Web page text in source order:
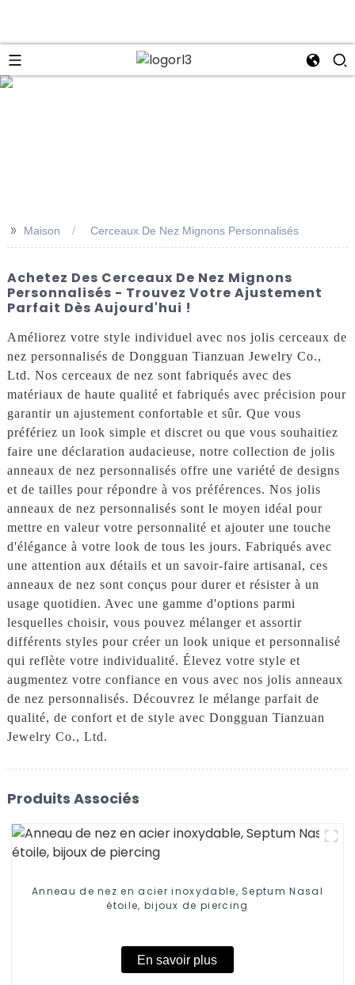
>> Maison Cerceaux De Nez Mignons Personnalisés
Achetez Des Cerceaux De Nez Mignons
Personnalisés - Trouvez Votre Ajustement
Parfait Dès Aujourd'hui !
Améliorez votre style individuel avec nos jolis cerceaux de
nez personnalisés de Dongguan Tianzuan Jewelry Co.,
Ltd. Nos cerceaux de nez sont fabriqués avec des
matériaux de haute qualité et fabriqués avec précision pour
garantir un ajustement confortable et sûr. Que vous
préfériez un look simple et discret ou que vous souhaitiez
faire une déclaration audacieuse, notre collection de jolis
anneaux de nez personnalisés offre une variété de designs
et de tailles pour répondre à vos préférences. Nos jolis
anneaux de nez personnalisés sont le moyen idéal pour
mettre en valeur votre personnalité et ajouter une touche
d'élégance à votre look de tous les jours. Fabriqués avec
une attention aux détails et un savoir-faire artisanal, ces
anneaux de nez sont conçus pour durer et résister à un
usage quotidien. Avec une gamme d'options parmi
lesquelles choisir, vous pouvez mélanger et assortir
différents styles pour créer un look unique et personnalisé
qui reflète votre individualité. Élevez votre style et
augmentez votre confiance en vous avec nos jolis anneaux
de nez personnalisés. Découvrez le mélange parfait de
qualité, de confort et de style avec Dongguan Tianzuan
Jewelry Co., Ltd.
Produits Associés
Anneau de nez en acier inoxydable, Septum Nasal
étoile, bijoux de piercing
En savoir plus